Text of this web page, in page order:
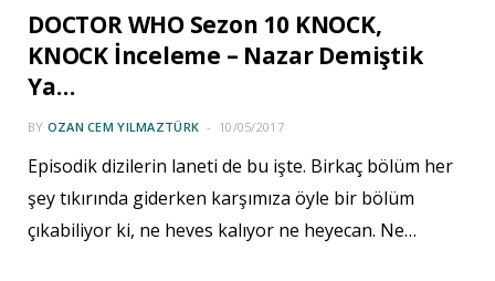
DOCTOR WHO Sezon 10 KNOCK,
KNOCK İnceleme – Nazar Demiştik
Ya…
BY OZAN CEM YILMAZTÜRK 10/05/2017
Episodik dizilerin laneti de bu işte. Birkaç bölüm her
şey tıkırında giderken karşımıza öyle bir bölüm
çıkabiliyor ki, ne heves kalıyor ne heyecan. Ne…